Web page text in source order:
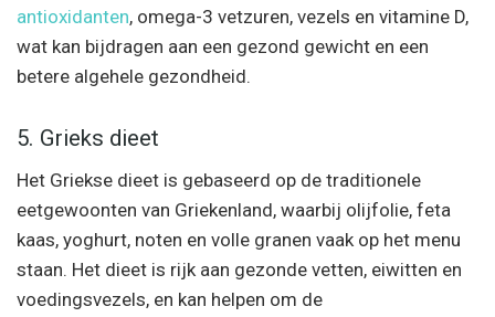
antioxidanten, omega-3 vetzuren, vezels en vitamine D,
wat kan bijdragen aan een gezond gewicht en een
betere algehele gezondheid.
5. Grieks dieet
Het Griekse dieet is gebaseerd op de traditionele
eetgewoonten van Griekenland, waarbij olijfolie, feta
kaas, yoghurt, noten en volle granen vaak op het menu
staan. Het dieet is rijk aan gezonde vetten, eiwitten en
voedingsvezels, en kan helpen om de